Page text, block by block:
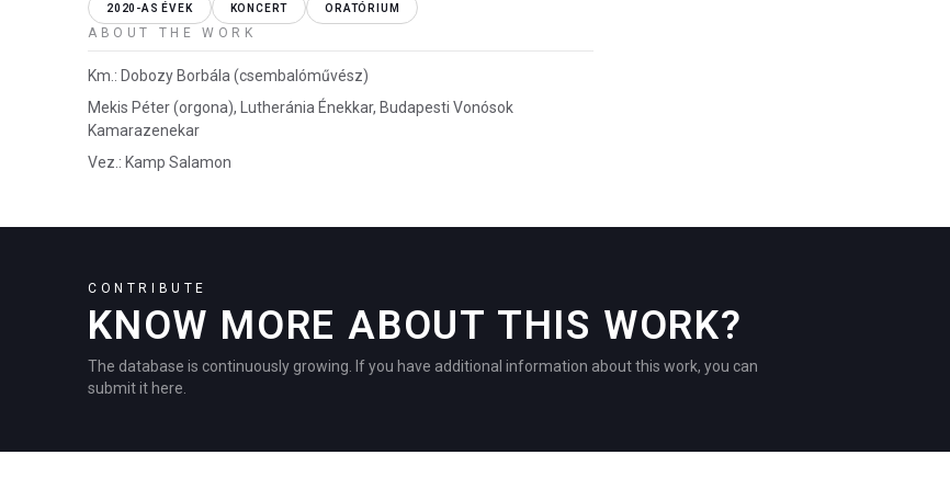
2020-AS ÉVEK KONCERT ORATÓRIUM
ABOUT THE WORK
Km.: Dobozy Borbála (csembalóművész)
Mekis Péter (orgona), Lutheránia Énekkar, Budapesti Vonósok
Kamarazenekar
Vez.: Kamp Salamon
CONTRIBUTE
KNOW MORE ABOUT THIS WORK?
The database is continuously growing. If you have additional information about this work, you can
submit it here.